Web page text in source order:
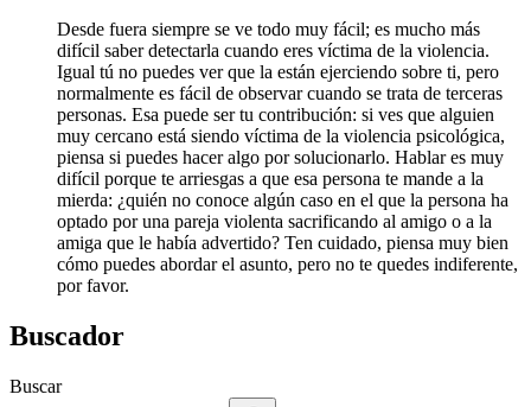
Desde fuera siempre se ve todo muy fácil; es mucho más
difícil saber detectarla cuando eres víctima de la violencia.
Igual tú no puedes ver que la están ejerciendo sobre ti, pero
normalmente es fácil de observar cuando se trata de terceras
personas. Esa puede ser tu contribución: si ves que alguien
muy cercano está siendo víctima de la violencia psicológica,
piensa si puedes hacer algo por solucionarlo. Hablar es muy
difícil porque te arriesgas a que esa persona te mande a la
mierda: ¿quién no conoce algún caso en el que la persona ha
optado por una pareja violenta sacrificando al amigo o a la
amiga que le había advertido? Ten cuidado, piensa muy bien
cómo puedes abordar el asunto, pero no te quedes indiferente,
por favor.
Buscador
Buscar